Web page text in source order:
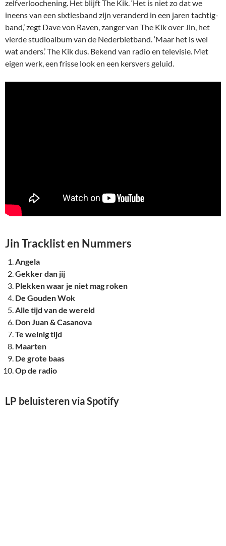
zelfverloochening. Het blijft The Kik. ‘Het is niet zo dat we
ineens van een sixtiesband zijn veranderd in een jaren tachtig-
band,’ zegt Dave von Raven, zanger van The Kik over Jin, het
vierde studioalbum van de Nederbietband. ‘Maar het is wel
wat anders.’ The Kik dus. Bekend van radio en televisie. Met
eigen werk, een frisse look en een kersvers geluid.
Jin Tracklist en Nummers
Angela
Gekker dan jij
Plekken waar je niet mag roken
De Gouden Wok
Alle tijd van de wereld
Don Juan & Casanova
Te weinig tijd
Maarten
De grote baas
Op de radio
LP beluisteren via Spotify